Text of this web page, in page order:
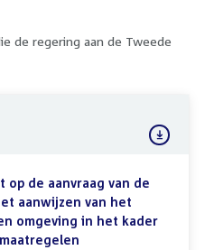
de regering aan de Tweede
de aanvraag van de
aanwijzen van het
omgeving in het kader